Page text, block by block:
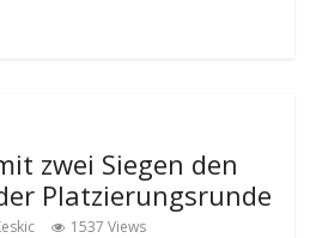
zwei Siegen den
Platzierungsrunde
1537 Views